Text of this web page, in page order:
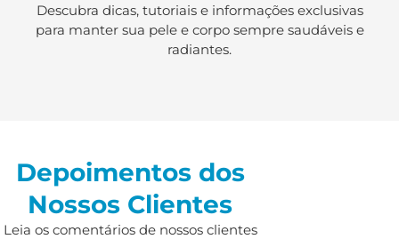
Descubra dicas, tutoriais e informações exclusivas
para manter sua pele e corpo sempre saudáveis e
radiantes.
Depoimentos dos
Nossos Clientes
Leia os comentários de nossos clientes